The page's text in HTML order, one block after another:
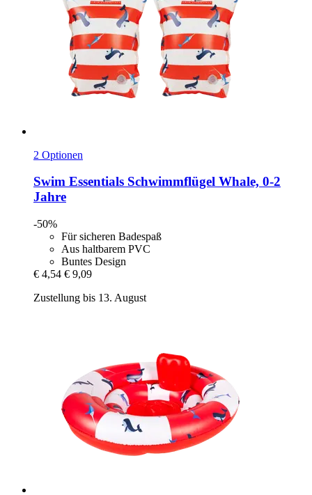
2 Optionen
Swim Essentials Schwimmflügel Whale, 0-​2
Jahre
-50%
Für sicheren Badespaß
Aus haltbarem PVC
Buntes Design
€ 4,54 € 9,09
Zustellung bis 13. August